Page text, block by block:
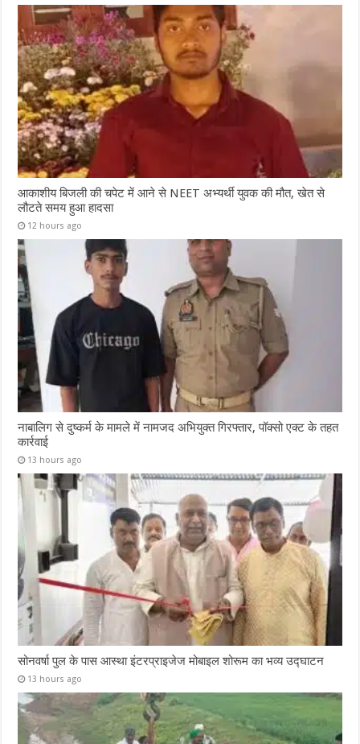
आकाशीय बिजली की चपेट में आने से NEET अभ्यर्थी युवक की मौत, खेत से
लौटते समय हुआ हादसा
12 hours ago
नाबालिग से दुष्कर्म के मामले में नामजद अभियुक्त गिरफ्तार, पॉक्सो एक्ट के तहत
कार्रवाई
13 hours ago
सोनवर्षा पुल के पास आस्था इंटरप्राइजेज मोबाइल शोरूम का भव्य उद्घाटन
13 hours ago